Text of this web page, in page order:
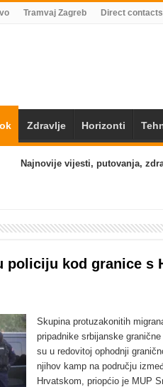
Tramvaj Zagreb Direct
Zdravlje Horizonti
Najnovije vijesti, putovanja,
policiju kod granice s
Skupina protuzakonitih
pripadnike srbijanske
su u redovitoj ophodnji
njihov kamp na području
Hrvatskom, priopćio je MUP